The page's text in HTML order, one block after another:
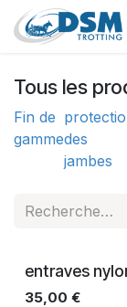
Se rendre au
Tous les
Fin de
gammedes
jambes
entraves
35,00 €